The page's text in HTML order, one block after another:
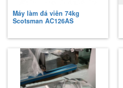
Máy làm đá viên 74kg
Scotsman AC126AS